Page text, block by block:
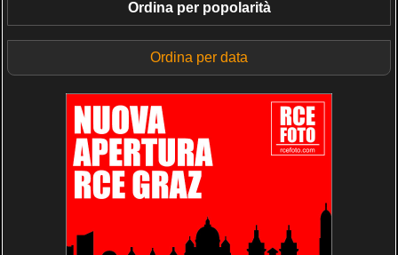
Ordina per popolarità
Ordina per data